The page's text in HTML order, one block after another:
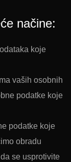
načine:
koje
vaših osobnih
podatke koje
podatke koje
obradu
se usprotivite